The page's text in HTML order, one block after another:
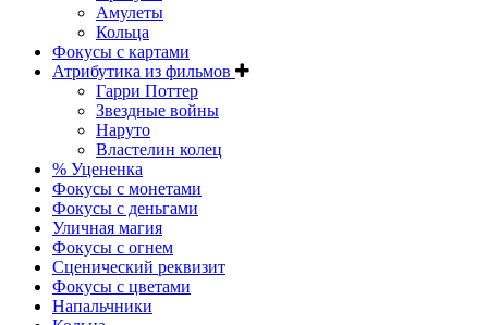
Амулеты
Кольца
Фокусы с картами
Атрибутика из фильмов
Гарри Поттер
Звездные войны
Наруто
Властелин колец
% Уцененка
Фокусы с монетами
Фокусы с деньгами
Уличная магия
Фокусы с огнем
Сценический реквизит
Фокусы с цветами
Напальчники